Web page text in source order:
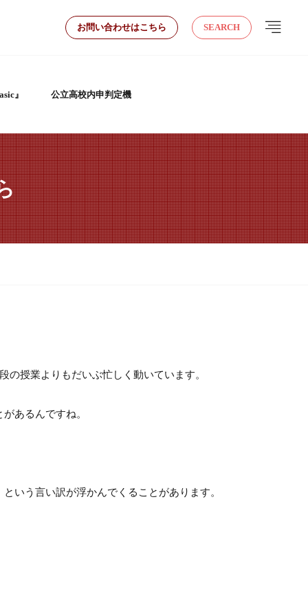
お問い合わせはこちら SEARCH
』 公立高校内申判定機
授業よりもだいぶ忙しく動いています。
あるんですね。
いう言い訳が浮かんでくることがあります。